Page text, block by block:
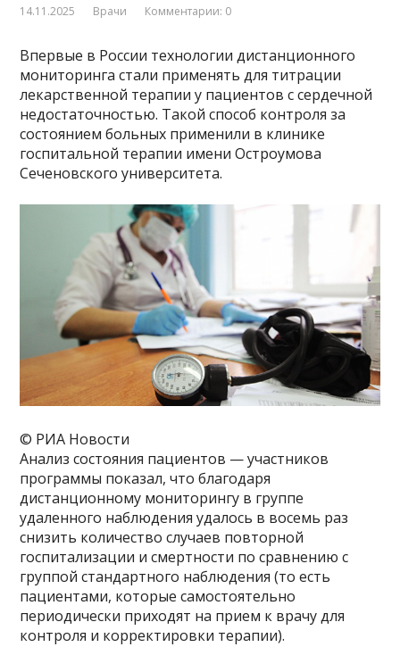
14.11.2025 Врачи Комментарии: 0
Впервые в России технологии дистанционного
мониторинга стали применять для титрации
лекарственной терапии у пациентов с сердечной
недостаточностью. Такой способ контроля за
состоянием больных применили в клинике
госпитальной терапии имени Остроумова
Сеченовского университета.
© РИА Новости
Анализ состояния пациентов — участников
программы показал, что благодаря
дистанционному мониторингу в группе
удаленного наблюдения удалось в восемь раз
снизить количество случаев повторной
госпитализации и смертности по сравнению с
группой стандартного наблюдения (то есть
пациентами, которые самостоятельно
периодически приходят на прием к врачу для
контроля и корректировки терапии).